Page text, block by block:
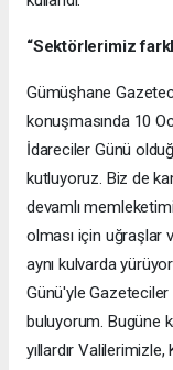
“Sektörlerimiz
Gümüşhane
konuşmasında 10
İdareciler Günü
kutluyoruz. Biz de
devamlı
olması için uğraşlar
aynı kulvarda
Günü'yle Gazeteciler
buluyorum. Bugüne
yıllardır